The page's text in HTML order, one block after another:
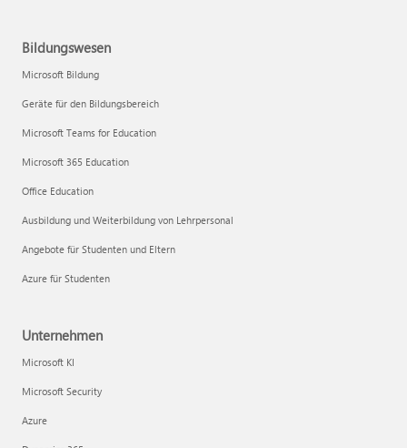
Bildungswesen
Microsoft Bildung
Geräte für den Bildungsbereich
Microsoft Teams for Education
Microsoft 365 Education
Office Education
Ausbildung und Weiterbildung von Lehrpersonal
Angebote für Studenten und Eltern
Azure für Studenten
Unternehmen
Microsoft KI
Microsoft Security
Azure